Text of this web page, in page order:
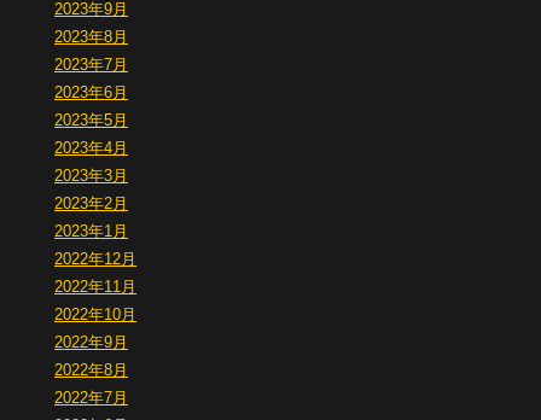
2023年9月
2023年8月
2023年7月
2023年6月
2023年5月
2023年4月
2023年3月
2023年2月
2023年1月
2022年12月
2022年11月
2022年10月
2022年9月
2022年8月
2022年7月